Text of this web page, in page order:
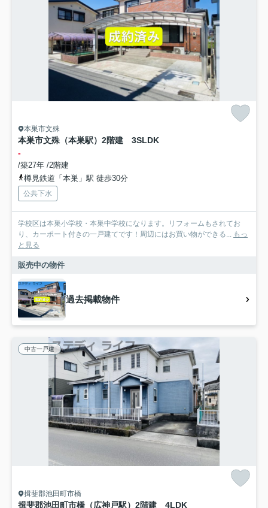
本巣市文殊
本巣市文殊（本巣駅）2階建 3SLDK
-
/築27年 /2階建
樽見鉄道「本巣」駅 徒歩30分
公共下水
学校区は本巣小学校・本巣中学校になります。リフォームもされてお
り、カーポート付きの一戸建てです！周辺にはお買い物ができる... もっ
と見る
販売中の物件
過去掲載物件
中古一戸建
揖斐郡池田町市橋
揖斐郡池田町市橋（広神戸駅）2階建 4LDK